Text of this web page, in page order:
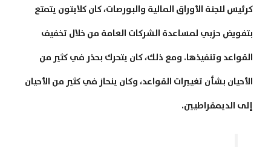
كرئيس للجنة الأوراق المالية والبورصات، كان كلايتون يتمتع
بتفويض حزبي لمساعدة الشركات العامة من خلال تخفيف
القواعد وتنفيذها. ومع ذلك، كان يتحرك بحذر في كثير من
الأحيان بشأن تغييرات القواعد، وكان ينحاز في كثير من الأحيان
إلى الديمقراطيين.